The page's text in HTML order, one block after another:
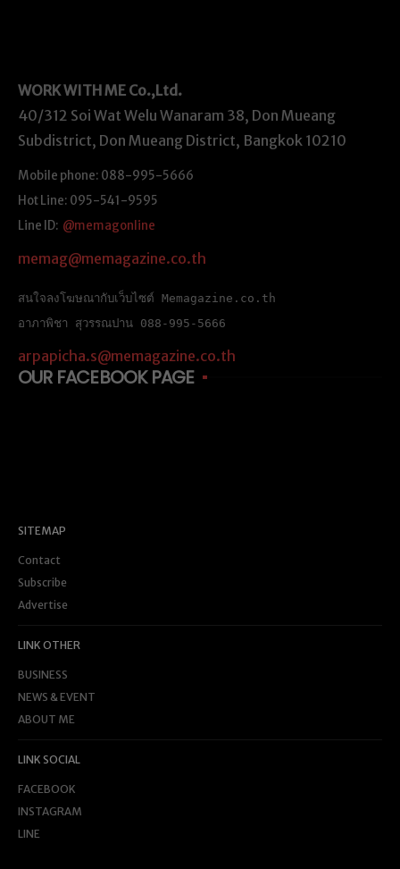
WORK WITH ME Co.,Ltd.
40/312 Soi Wat Welu Wanaram 38, Don Mueang
Subdistrict, Don Mueang District, Bangkok 10210
Mobile phone: 088-995-5666
Hot Line: 095-541-9595
Line ID: @memagonline
memag@memagazine.co.th
สนใจลงโฆษณากับเว็บไซต์ Memagazine.co.th
อาภาพิชา สุวรรณปาน 088-995-5666
arpapicha.s@memagazine.co.th
OUR FACEBOOK PAGE
SITEMAP
Contact
Subscribe
Advertise
LINK OTHER
BUSINESS
NEWS & EVENT
ABOUT ME
LINK SOCIAL
FACEBOOK
INSTAGRAM
LINE